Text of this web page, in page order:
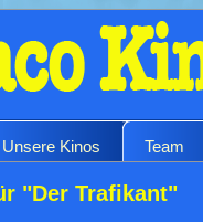
Unsere Kinos Team
"Der Trafikant"